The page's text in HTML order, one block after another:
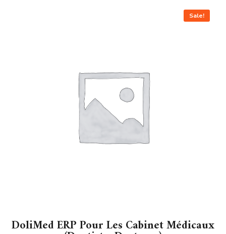
Sale!
DoliMed ERP Pour Les Cabinet Médicaux